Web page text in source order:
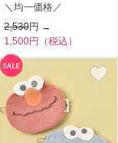
＼均一価格／
2,530円 →
1,500円（税込）